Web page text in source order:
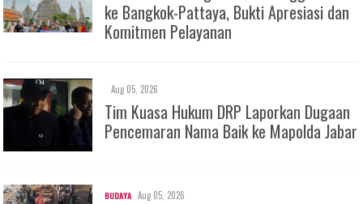
ke Bangkok-Pattaya, Bukti Apresiasi dan
Komitmen Pelayanan
Aug 05, 2026
Tim Kuasa Hukum DRP Laporkan Dugaan
Pencemaran Nama Baik ke Mapolda Jabar
BUDAYA Aug 05, 2026